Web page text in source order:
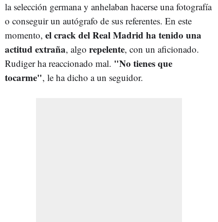
la selección germana y anhelaban hacerse una fotografía
o conseguir un autógrafo de sus referentes. En este
momento, el crack del Real Madrid ha tenido una
actitud extraña, algo repelente, con un aficionado.
Rudiger ha reaccionado mal. "No tienes que
tocarme", le ha dicho a un seguidor.